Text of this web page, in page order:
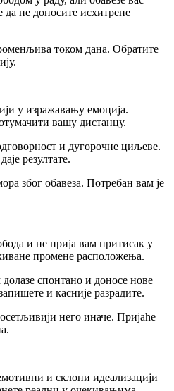
не доносите исхитрене
током дана. Обратите
у изражавању емоција.
вашу дистанцу.
и дугорочне циљеве.
резултате.
због обавеза. Потребан вам је
и не прија вам притисак у
промене расположења.
спонтано и доносе нове
и касније разрадите.
него иначе. Пријаће
и склони идеализацији